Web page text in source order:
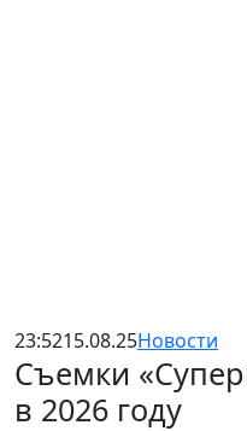
23:5215.08.25Новости
Съемки
в 2026 году